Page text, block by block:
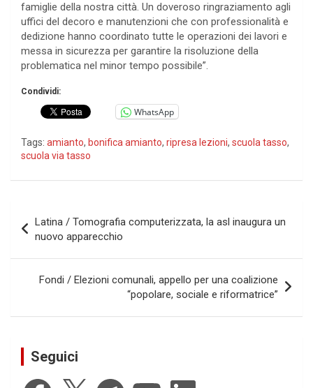
famiglie della nostra città. Un doveroso ringraziamento agli
uffici del decoro e manutenzioni che con professionalità e
dedizione hanno coordinato tutte le operazioni dei lavori e
messa in sicurezza per garantire la risoluzione della
problematica nel minor tempo possibile”.
Condividi:
WhatsApp
Tags: amianto, bonifica amianto, ripresa lezioni, scuola tasso,
scuola via tasso
articoli
Latina / Tomografia computerizzata, la asl inaugura un
nuovo apparecchio
Fondi / Elezioni comunali, appello per una coalizione
“popolare, sociale e riformatrice”
Seguici
Facebook Telegram YouTube LinkedIn